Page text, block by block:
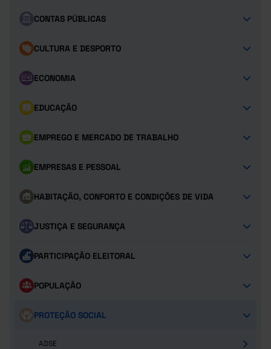
CONTAS PÚBLICAS
CULTURA E DESPORTO
ECONOMIA
EDUCAÇÃO
EMPREGO E MERCADO DE TRABALHO
EMPRESAS E PESSOAL
HABITAÇÃO, CONFORTO E CONDIÇÕES DE VIDA
JUSTIÇA E SEGURANÇA
PARTICIPAÇÃO ELEITORAL
POPULAÇÃO
PROTEÇÃO SOCIAL
ADSE